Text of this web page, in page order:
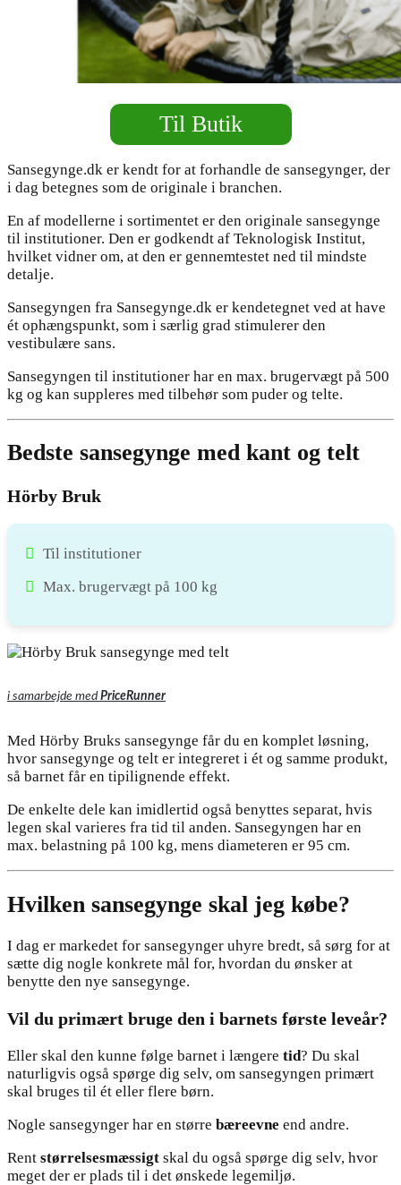
Til Butik
Sansegynge.dk er kendt for at forhandle de sansegynger, der
i dag betegnes som de originale i branchen.
En af modellerne i sortimentet er den originale sansegynge
til institutioner. Den er godkendt af Teknologisk Institut,
hvilket vidner om, at den er gennemtestet ned til mindste
detalje.
Sansegyngen fra Sansegynge.dk er kendetegnet ved at have
ét ophængspunkt, som i særlig grad stimulerer den
vestibulære sans.
Sansegyngen til institutioner har en max. brugervægt på 500
kg og kan suppleres med tilbehør som puder og telte.
Bedste sansegynge med kant og telt
Hörby Bruk
Til institutioner
Max. brugervægt på 100 kg
i samarbejde med PriceRunner
Med Hörby Bruks sansegynge får du en komplet løsning,
hvor sansegynge og telt er integreret i ét og samme produkt,
så barnet får en tipilignende effekt.
De enkelte dele kan imidlertid også benyttes separat, hvis
legen skal varieres fra tid til anden. Sansegyngen har en
max. belastning på 100 kg, mens diameteren er 95 cm.
Hvilken sansegynge skal jeg købe?
I dag er markedet for sansegynger uhyre bredt, så sørg for at
sætte dig nogle konkrete mål for, hvordan du ønsker at
benytte den nye sansegynge.
Vil du primært bruge den i barnets første leveår?
Eller skal den kunne følge barnet i længere tid? Du skal
naturligvis også spørge dig selv, om sansegyngen primært
skal bruges til ét eller flere børn.
Nogle sansegynger har en større bæreevne end andre.
Rent størrelsesmæssigt skal du også spørge dig selv, hvor
meget der er plads til i det ønskede legemiljø.